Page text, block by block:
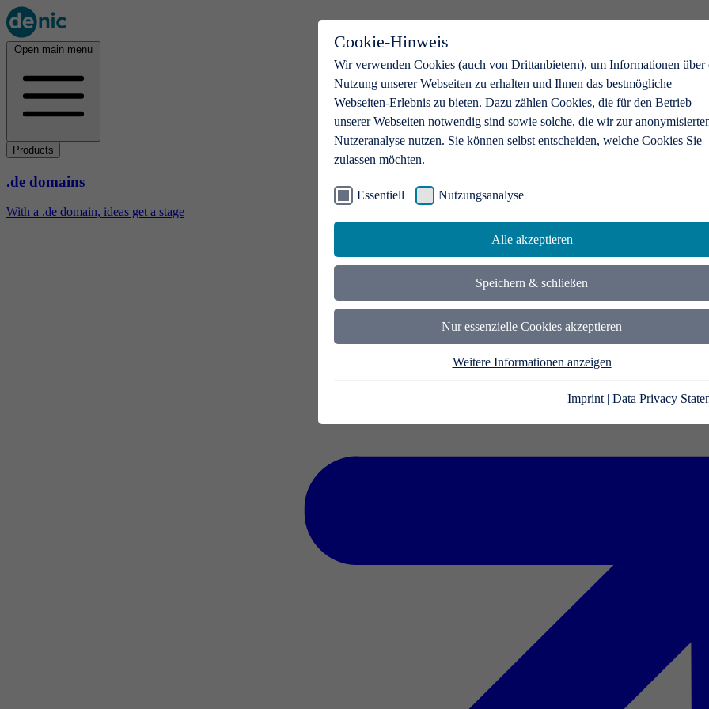
Cookie-Hinweis
Wir verwenden Cookies (auch von Drittanbietern), um Informationen über
Nutzung unserer Webseiten zu erhalten und Ihnen das bestmögliche
Webseiten-Erlebnis zu bieten. Dazu zählen Cookies, die für den Betrieb
unserer Webseiten notwendig sind sowie solche, die wir zur
Nutzeranalyse nutzen. Sie können selbst entscheiden, welche Cookies Sie
zulassen möchten.
Essentiell Nutzungsanalyse
Alle akzeptieren
Speichern & schließen
Nur essenzielle Cookies akzeptieren
Weitere Informationen anzeigen
Imprint | Data Privacy
Open main menu
Products
.de domains
With a .de domain, ideas get a stage